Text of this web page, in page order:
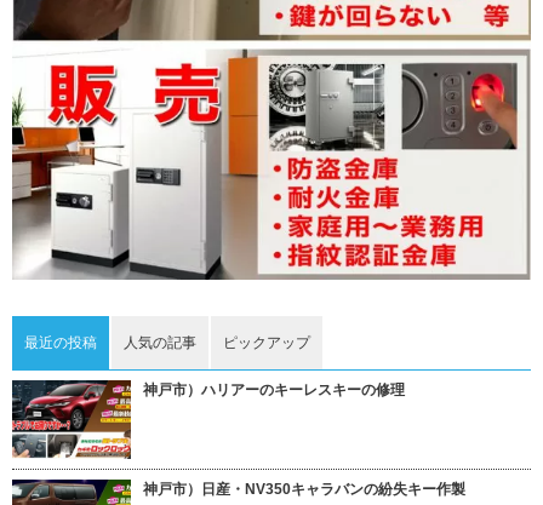
最近の投稿 人気の記事 ピックアップ
神戸市）ハリアーのキーレスキーの修理
神戸市）日産・NV350キャラバンの紛失キー作製